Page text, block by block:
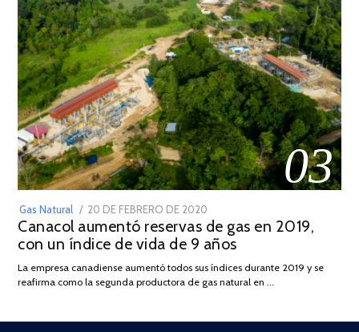
03
Gas Natural
POSTED
ON
20 DE FEBRERO DE 2020
DE
JULIO
2025
Canacol aumentó reservas de gas en 2019,
con un índice de vida de 9 años
La empresa canadiense aumentó todos sus índices durante 2019 y se
reafirma como la segunda productora de gas natural en …